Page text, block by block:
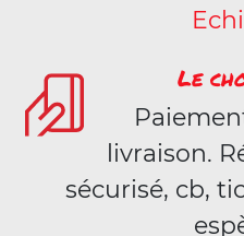
Le
livraison.
sécurisé, cb,